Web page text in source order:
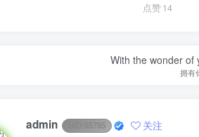
点赞14
With the wonder of
拥有
admin 65785 关注